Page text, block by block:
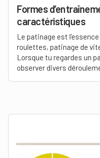
Formes
caractéristiques
Le patinage est
roulettes, patinage de
Lorsque tu regardes un
observer divers